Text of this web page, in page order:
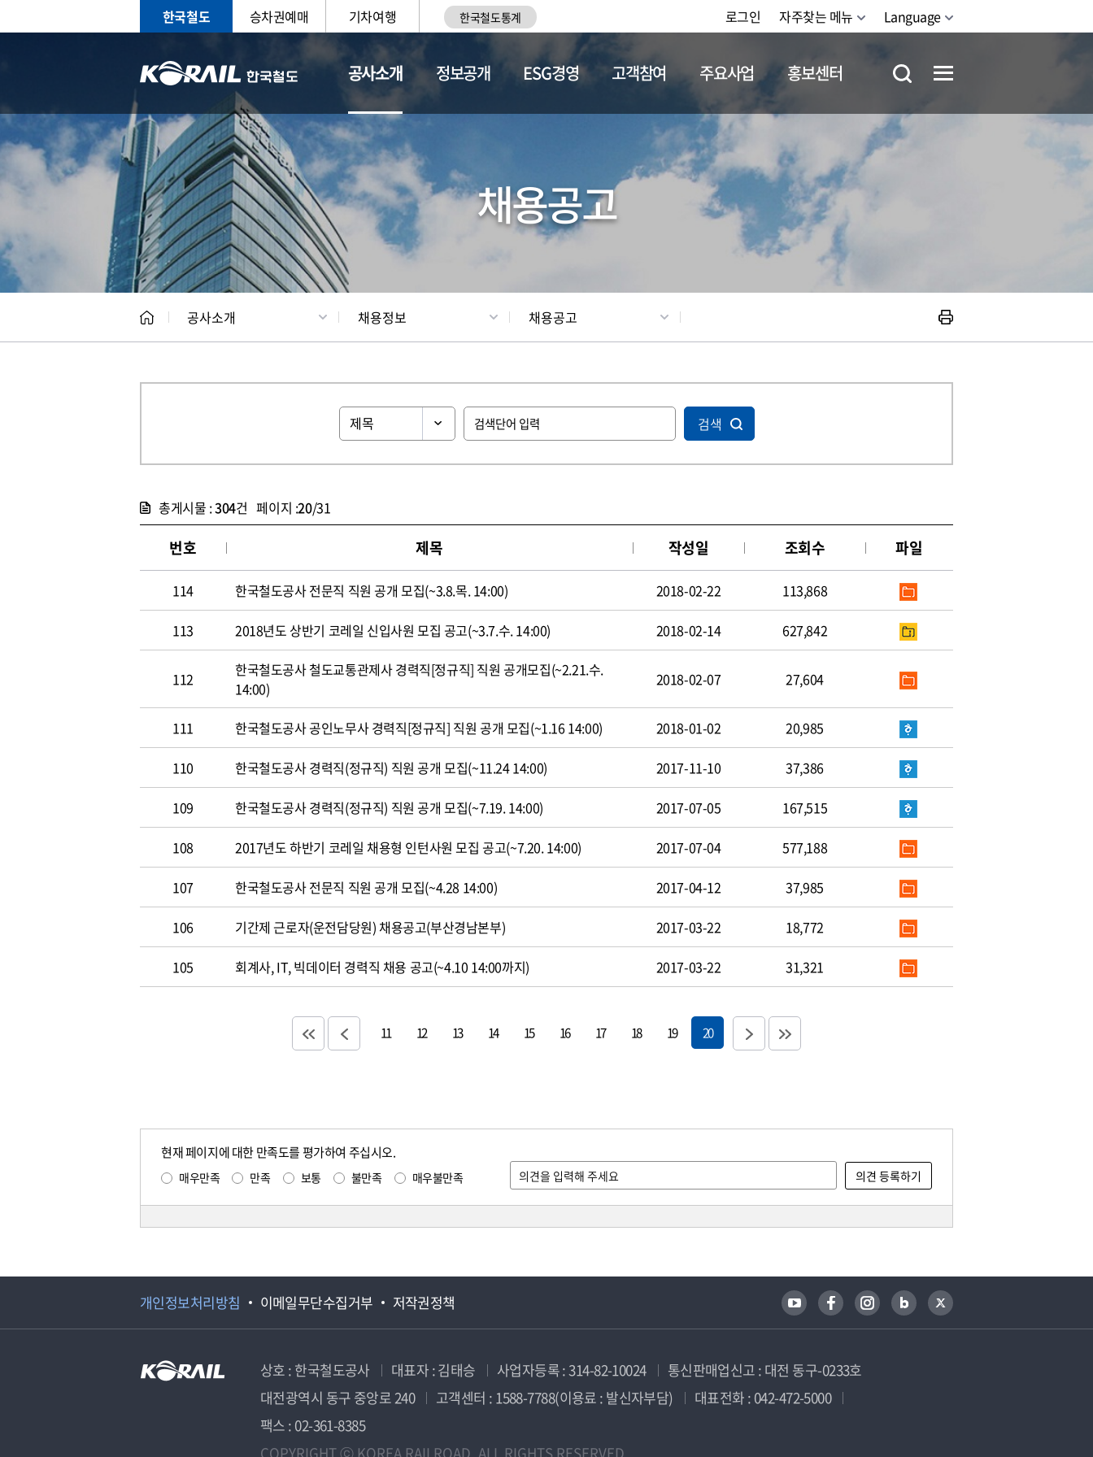
한국철도 승차권예매 기차여행 한국철도통계 로그인 자주찾는 메뉴 Language
공사소개
CEO 일반현황 채용정보
정보공개 ESG경영 고객참여 주요사업 홍보센터
채용공고
공사소개 채용정보 채용공고
검색
총게시물 :304건 페이지 :20/31
번호 제목 작성일 조회수 파일
114 한국철도공사 전문직 직원 공개 모집(~3.8.목. 14:00) 2018-02-22 113,868
113 2018년도 상반기 코레일 신입사원 모집 공고(~3.7.수. 14:00) 2018-02-14 627,842
112
한국철도공사 철도교통관제사 경력직[정규직] 직원 공개모집(~2.21.수.
14:00)
2018-02-07 27,604
111 한국철도공사 공인노무사 경력직[정규직] 직원 공개 모집(~1.16 14:00) 2018-01-02 20,985
110 한국철도공사 경력직(정규직) 직원 공개 모집(~11.24 14:00) 2017-11-10 37,386
109 한국철도공사 경력직(정규직) 직원 공개 모집(~7.19. 14:00) 2017-07-05 167,515
108 2017년도 하반기 코레일 채용형 인턴사원 모집 공고(~7.20. 14:00) 2017-07-04 577,188
107 한국철도공사 전문직 직원 공개 모집(~4.28 14:00) 2017-04-12 37,985
106 기간제 근로자(운전담당원) 채용공고(부산경남본부) 2017-03-22 18,772
105 회계사, IT, 빅데이터 경력직 채용 공고(~4.10 14:00까지) 2017-03-22 31,321
11 12 13 14 15 16 17 18 19 20
현재 페이지에 대한 만족도를 평가하여 주십시오.
매우만족 만족 보통 불만족 매우불만족
개인정보처리방침 이메일무단수집거부 저작권정책
상호 : 한국철도공사 대표자 : 김태승 사업자등록 : 314-82-10024
통신판매업신고 : 대전 동구-0233호
대전광역시 동구 중앙로 240
고객센터 : 1588-7788(이용료 : 발신자부담)
대표전화 : 042-472-5000
팩스 : 02-361-8385
COPYRIGHT ⓒ KOREA RAILROAD. ALL RIGHTS RESERVED.